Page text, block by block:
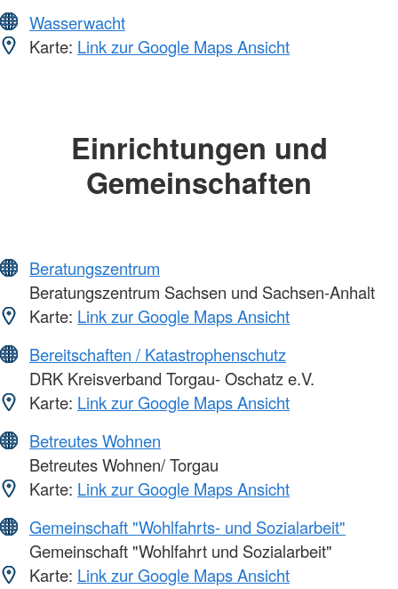
Wasserwacht
Karte: Link zur Google Maps Ansicht
Einrichtungen und
Gemeinschaften
Beratungszentrum
Beratungszentrum Sachsen und Sachsen-Anhalt
Karte: Link zur Google Maps Ansicht
Bereitschaften / Katastrophenschutz
DRK Kreisverband Torgau- Oschatz e.V.
Karte: Link zur Google Maps Ansicht
Betreutes Wohnen
Betreutes Wohnen/ Torgau
Karte: Link zur Google Maps Ansicht
Gemeinschaft "Wohlfahrts- und Sozialarbeit"
Gemeinschaft "Wohlfahrt und Sozialarbeit"
Karte: Link zur Google Maps Ansicht